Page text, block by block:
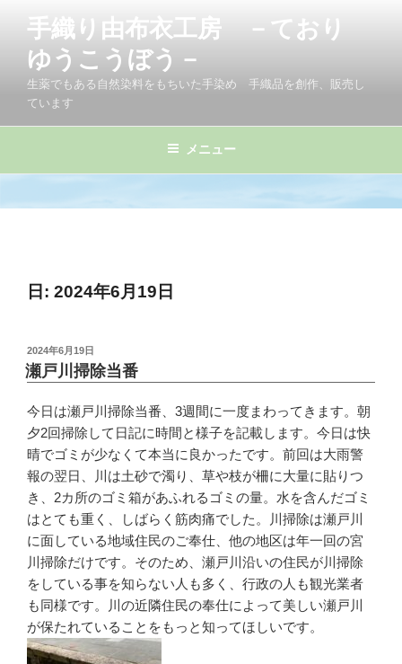
手織り由布衣工房 －ており
ゆうこうぼう－
生薬でもある自然染料をもちいた手染め 手織品を創作、販売し
ています
メニュー
日: 2024年6月19日
投
稿
日:
2024年6月19日
瀬戸川掃除当番
今日は瀬戸川掃除当番、3週間に一度まわってきます。朝
夕2回掃除して日記に時間と様子を記載します。今日は快
晴でゴミが少なくて本当に良かったです。前回は大雨警
報の翌日、川は土砂で濁り、草や枝が柵に大量に貼りつ
き、2カ所のゴミ箱があふれるゴミの量。水を含んだゴミ
はとても重く、しばらく筋肉痛でした。川掃除は瀬戸川
に面している地域住民のご奉仕、他の地区は年一回の宮
川掃除だけです。そのため、瀬戸川沿いの住民が川掃除
をしている事を知らない人も多く、行政の人も観光業者
も同様です。川の近隣住民の奉仕によって美しい瀬戸川
が保たれていることをもっと知ってほしいです。